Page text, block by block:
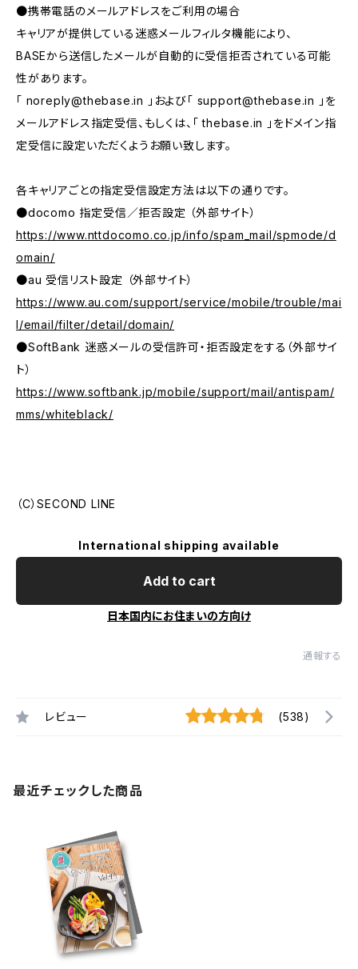
●携帯電話のメールアドレスをご利用の場合
キャリアが提供している迷惑メールフィルタ機能により、
BASEから送信したメールが自動的に受信拒否されている可能
性があります。
「 noreply@thebase.in 」および「 support@thebase.in
」を
メールアドレス指定受信、もしくは、「 thebase.in 」をドメイン指
定受信に設定いただくようお願い致します。
各キャリアごとの指定受信設定方法は以下の通りです。
●docomo 指定受信／拒否設定 （外部サイト）
https://www.nttdocomo.co.jp/info/spam_mail/spmode/d
omain/
●au 受信リスト設定 （外部サイト）
https://www.au.com/support/service/mobile/trouble/mai
l/email/filter/detail/domain/
●SoftBank 迷惑メールの受信許可・拒否設定をする（外部サイ
ト）
https://www.softbank.jp/mobile/support/mail/antispam/
mms/whiteblack/
（C）SECOND LINE
International shipping available
Add to cart
日本国内にお住まいの方向け
通報する
レビュー (538)
最近チェックした商品